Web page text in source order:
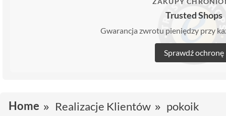
Trusted Shops
Gwarancja zwrotu pieniędzy przy
Sprawdź ochronę
Home Realizacje Klientów pokoik